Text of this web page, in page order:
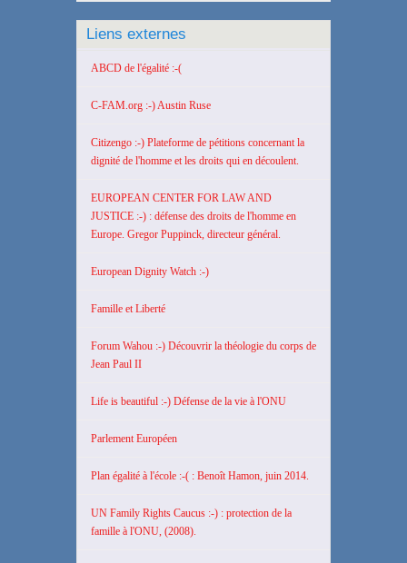
Liens externes
ABCD de l'égalité :-(
C-FAM.org :-) Austin Ruse
Citizengo :-) Plateforme de pétitions concernant la
dignité de l'homme et les droits qui en découlent.
EUROPEAN CENTER FOR LAW AND
JUSTICE :-) : défense des droits de l'homme en
Europe. Gregor Puppinck, directeur général.
European Dignity Watch :-)
Famille et Liberté
Forum Wahou :-) Découvrir la théologie du corps de
Jean Paul II
Life is beautiful :-) Défense de la vie à l'ONU
Parlement Européen
Plan égalité à l'école :-( : Benoît Hamon, juin 2014.
UN Family Rights Caucus :-) : protection de la
famille à l'ONU, (2008).